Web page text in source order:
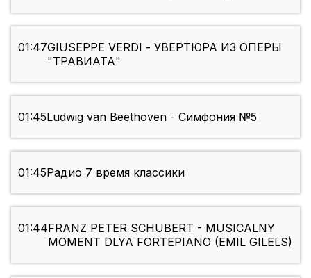
01:47GIUSEPPE VERDI - УВЕРТЮРА ИЗ ОПЕРЫ
"ТРАВИАТА"
01:45Ludwig van Beethoven - Симфония №5
01:45Радио 7 время классики
01:44FRANZ PETER SCHUBERT - MUSICALNY
MOMENT DLYA FORTEPIANO (EMIL GILELS)